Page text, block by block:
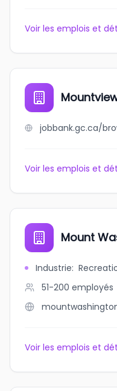
Voir les emplois et
Voir les emplois et
Mount
Industrie:
51-200 employés
Voir les emplois et